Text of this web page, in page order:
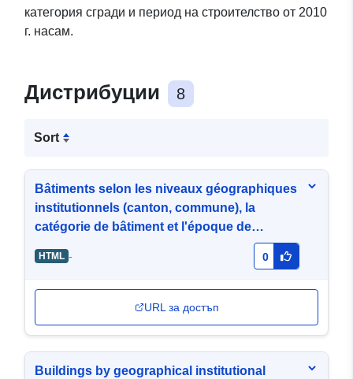
категория сгради и период на строителство от 2010
г. насам.
Дистрибуции 8
Sort
Bâtiments selon les niveaux géographiques
institutionnels (canton, commune), la
catégorie de bâtiment et l'époque de
HTML - 0
URL за достъп
Buildings by geographical institutional